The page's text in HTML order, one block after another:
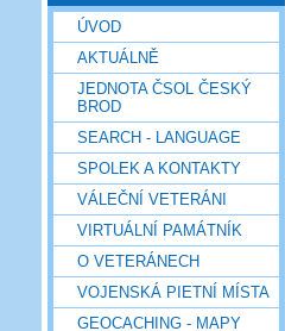
ÚVOD
AKTUÁLNĚ
JEDNOTA ČSOL ČESKÝ
BROD
SEARCH - LANGUAGE
SPOLEK A KONTAKTY
VÁLEČNÍ VETERÁNI
VIRTUÁLNÍ PAMÁTNÍK
O VETERÁNECH
VOJENSKÁ PIETNÍ MÍSTA
GEOCACHING - MAPY